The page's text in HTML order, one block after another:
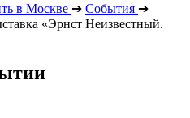
в Москве ➔ События ➔
«Эрнст Неизвестный.